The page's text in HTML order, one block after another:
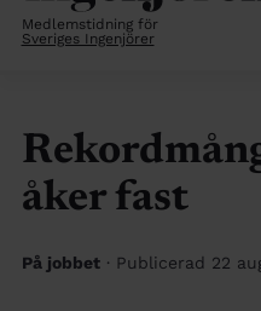
Medlemstidning för
Sveriges Ingenjörer
åker fast
På jobbet · Publicerad 22